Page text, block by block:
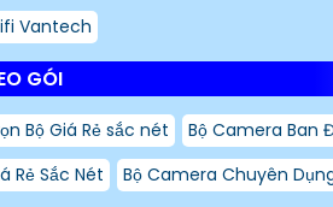
Vantech
GÓI
Bộ Giá Rẻ sắc nét Bộ Camera Ban
Rẻ Sắc Nét
Bộ Camera Chuyên